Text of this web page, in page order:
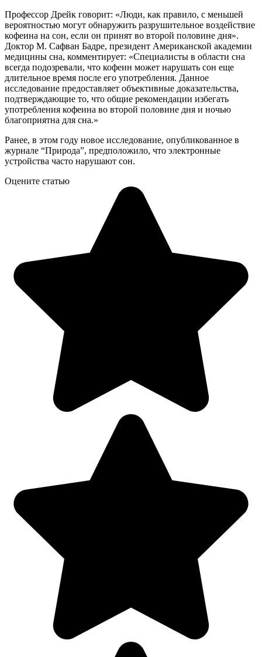
Профессор Дрейк говорит: «Люди, как правило, с меньшей
вероятностью могут обнаружить разрушительное воздействие
кофеина на сон, если он принят во второй половине дня».
Доктор М. Сафван Бадре, президент Американской академии
медицины сна, комментирует: «Специалисты в области сна
всегда подозревали, что кофеин может нарушать сон еще
длительное время после его употребления. Данное
исследование предоставляет объективные доказательства,
подтверждающие то, что общие рекомендации избегать
употребления кофеина во второй половине дня и ночью
благоприятна для сна.»
Ранее, в этом году новое исследование, опубликованное в
журнале “Природа”, предположило, что электронные
устройства часто нарушают сон.
Оцените статью